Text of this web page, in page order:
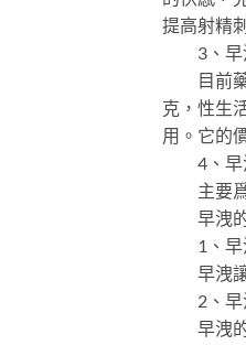
提高射精
3、早洩
目前藥
克，性生
用。它的
4、早
主要爲
早洩的
1、早
早洩讓
2、早
早洩的